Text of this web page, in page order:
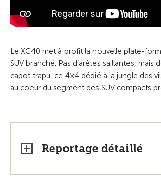
Le XC40 met à profit la nouvelle plate-
SUV branché. Pas d’arêtes saillantes,
capot trapu, ce 4×4 dédié à la jungle des
au coeur du segment des SUV compacts
Reportage détaillé